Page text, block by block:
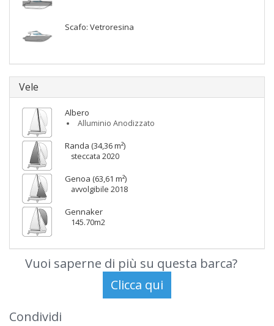
Scafo: Vetroresina
Vele
Albero
Alluminio Anodizzato
Randa (34,36 m²)
steccata 2020
Genoa (63,61 m²)
avvolgibile 2018
Gennaker
145.70m2
Vuoi saperne di più su questa barca?
Condividi